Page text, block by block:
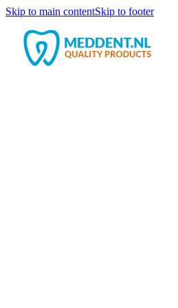
Skip to main contentSkip to footer